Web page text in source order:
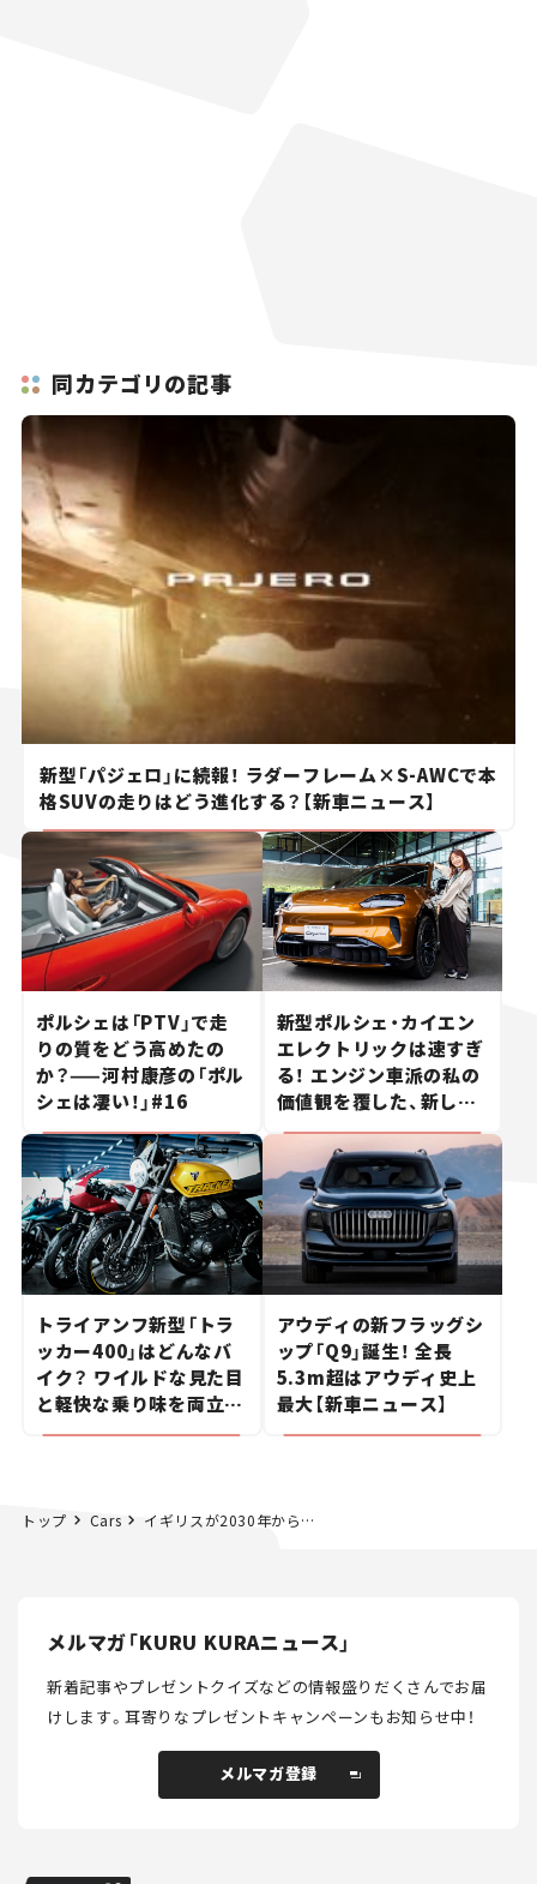
同カテゴリの記事
新型「パジェロ」に続報！ ラダーフレーム×S-AWCで本
格SUVの走りはどう進化する？【新車ニュース】
ポルシェは「PTV」で走
りの質をどう高めたの
か？——河村康彦の「ポル
シェは凄い！」#16
新型ポルシェ・カイエン
エレクトリックは速すぎ
る！ エンジン車派の私の
価値観を覆した、新しい
ポルシェの走り。
トライアンフ新型「トラ
ッカー400」はどんなバ
イク？ ワイルドな見た目
と軽快な乗り味を両立し
た400ccフラットトラッ
アウディの新フラッグシ
ップ「Q9」誕生！ 全長
5.3m超はアウディ史上
最大【新車ニュース】
トップ Cars イギリスが2030年からガソリン・ディーゼルの新車販売を禁止
メルマガ「KURU KURAニュース」
新着記事やプレゼントクイズなどの情報盛りだくさんでお届
けします。耳寄りなプレゼントキャンペーンもお知らせ中！
メルマガ登録